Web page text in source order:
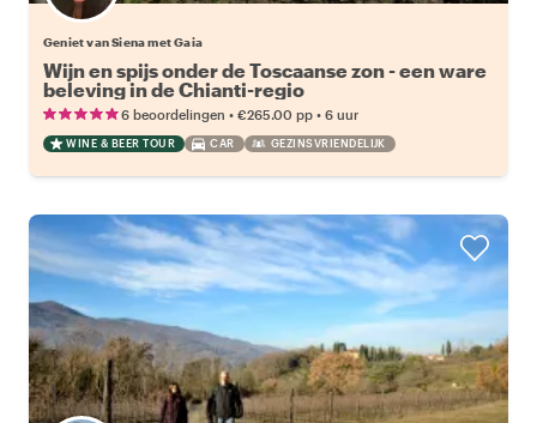
Geniet van Siena met Gaia
Wijn en spijs onder de Toscaanse zon - een ware
beleving in de Chianti-regio
6 beoordelingen • €265.00 pp • 6 uur
WINE & BEER TOUR CAR GEZINSVRIENDELIJK